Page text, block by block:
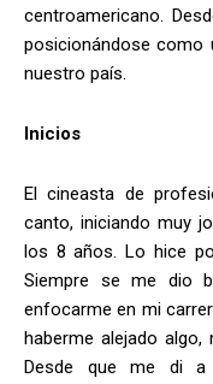
centroamericano.
posicionándose como
nuestro país.
Inicios
El cineasta de
canto, iniciando muy
los 8 años. Lo hice
Siempre se me dio
enfocarme en mi
haberme alejado
Desde que me di a